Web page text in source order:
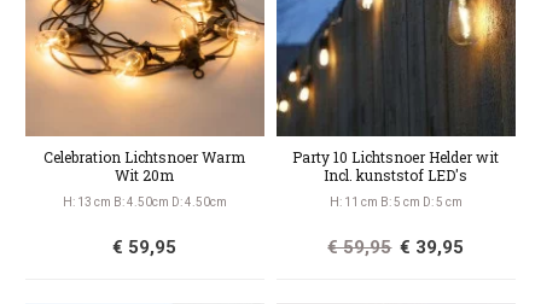
Celebration Lichtsnoer Warm
Wit 20m
H: 13 cm B: 4.50cm D: 4.50cm
€ 59,95
Party 10 Lichtsnoer Helder wit
Incl. kunststof LED's
H: 11 cm B: 5 cm D: 5 cm
€ 39,95
€ 59,95